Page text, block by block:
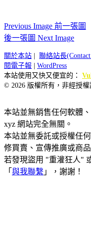
Previous Image 前一張圖
後一張圖 Next Image
關於本站 聯絡站長
閱電子報
WordPress
本站使用又快又便宜的：
© 2026 版權所有，非經授
本站並無銷售任何軟體
xyz 網站完全無關。
本站並無委託或授權任
修買賣、宣傳推廣或商
若發現盜用 "重灌狂人"
「 與我聯繫 」，謝謝！